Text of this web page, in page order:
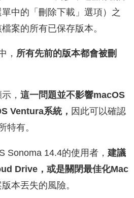
中的「刪除下載」選項）之
案的所有已保存版本。
， 所有先前的版本都會被刪
， 這一問題並不影響macOS
Ventura系統， 因此可以確認
特有。
Sonoma 14.4的使用者， 建議
Drive，或是關閉最佳化Mac
本丟失的風險。